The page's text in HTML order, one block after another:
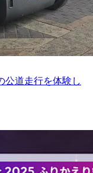
公道走行を体験し